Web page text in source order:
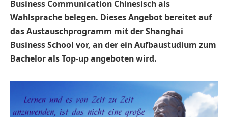
Business Communication Chinesisch als
Wahlsprache belegen. Dieses Angebot bereitet auf
das Austauschprogramm mit der Shanghai
Business School vor, an der ein Aufbaustudium zum
Bachelor als Top-up angeboten wird.